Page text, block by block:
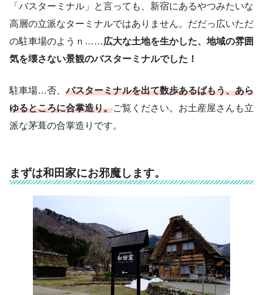
「バスターミナル」と言っても、新宿にあるやつみたいな
高層の立派なターミナルではありません。だだっ広いただ
の駐車場のようｎ……広大な土地を生かした、地域の雰囲
気を壊さない景観のバスターミナルでした！
駐車場…否、バスターミナルを出て数歩あるばもう、あら
ゆるところに合掌造り。ご覧ください。お土産屋さんも立
派な茅葺の合掌造りです。
まずは和田家にお邪魔します。